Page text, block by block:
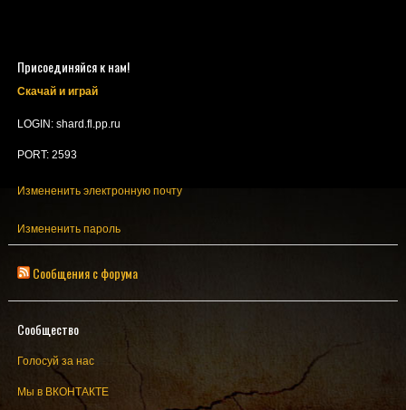
Присоединяйся к нам!
Скачай и играй
LOGIN: shard.fl.pp.ru
PORT: 2593
Измененить электронную почту
Измененить пароль
Сообщения с форума
Сообщество
Голосуй за нас
Мы в ВКОНТАКТЕ